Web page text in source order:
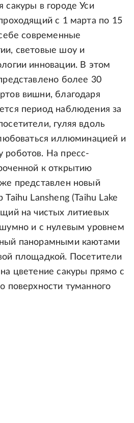
сакуры в городе Уси
с 1 марта по 15
современные
световые шоу и
инновации. В этом
более 30
вишни, благодаря
период наблюдения за
гуляя вдоль
иллюминацией и
роботов. На пресс-
к открытию
представлен новый
Lansheng (Taihu Lake
на чистых литиевых
и с нулевым уровнем
панорамными каютами
площадкой. Посетители
цветение сакуры прямо с
поверхности туманного